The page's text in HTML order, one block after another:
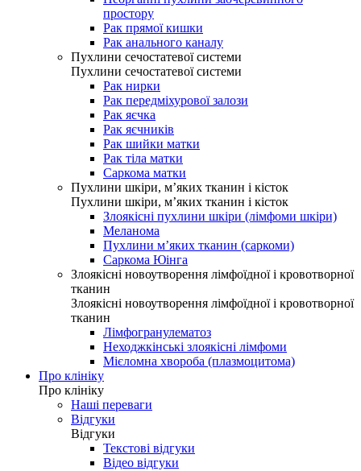
простору
Рак прямої кишки
Рак анального каналу
Пухлини сечостатевої системи
Пухлини сечостатевої системи
Рак нирки
Рак передміхурової залози
Рак яєчка
Рак яєчників
Рак шийки матки
Рак тіла матки
Саркома матки
Пухлини шкіри, м’яких тканин і кісток
Пухлини шкіри, м’яких тканин і кісток
Злоякісні пухлини шкіри (лімфоми шкіри)
Меланома
Пухлини м’яких тканин (саркоми)
Саркома Юінга
Злоякісні новоутворення лімфоїдної і кровотворної
тканин
Злоякісні новоутворення лімфоїдної і кровотворної
тканин
Лімфогранулематоз
Неходжкінські злоякісні лімфоми
Мієломна хвороба (плазмоцитома)
Про клініку
Про клініку
Наші переваги
Відгуки
Відгуки
Текстові відгуки
Відео відгуки